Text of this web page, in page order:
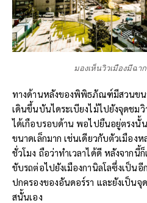
มองเห็นวิวเมืองมีฉา
ทางด้านหลังของพิพิธภัณฑ์มีสวนขน
เดินขึ้นบันไดระเบียงไม้ไปยังจุดชม
ได้เกือบรอบด้าน พอไปยืนอยู่ตรงนั้
ขนาดเล็กมาก เช่นเดียวกับตัวเมืองห
ชั่วโมง ถือว่าทำเวลาได้ดี หลังจากนี้
ขับรถต่อไปยังเมืองกานิลโลซึ่งเป็น
ปกครองของอันดอร์รา และยังเป็นจุ
สนั้นเอง